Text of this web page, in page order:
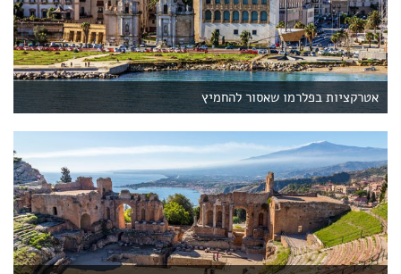
אטרקציות בפלרמו שאסור להחמיץ